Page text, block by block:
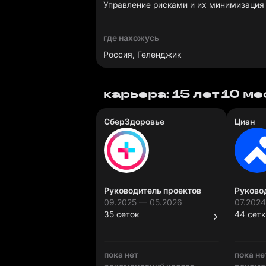
Управление рисками и их минимизация
где нахожусь
Россия, Геленджик
карьера: 15 лет 10
СберЗдоровье
Руководитель проектов
09.2025 — 05.2026
35 сеток
пока нет
Циан
44
пока